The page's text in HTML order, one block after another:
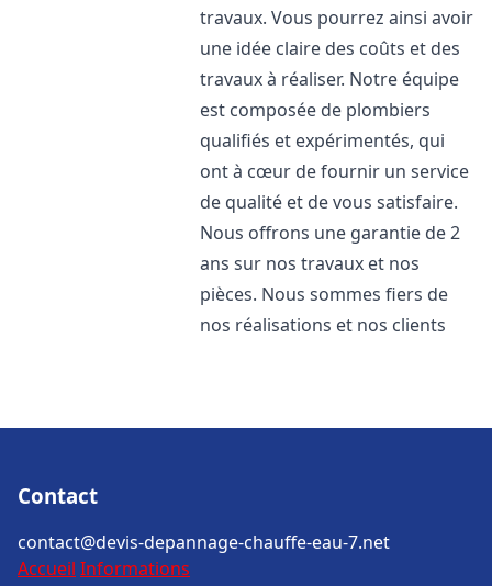
travaux. Vous pourrez ainsi avoir
une idée claire des coûts et des
travaux à réaliser. Notre équipe
est composée de plombiers
qualifiés et expérimentés, qui
ont à cœur de fournir un service
de qualité et de vous satisfaire.
Nous offrons une garantie de 2
ans sur nos travaux et nos
pièces. Nous sommes fiers de
nos réalisations et nos clients
Contact
contact@devis-depannage-chauffe-eau-7.net
Accueil Informations